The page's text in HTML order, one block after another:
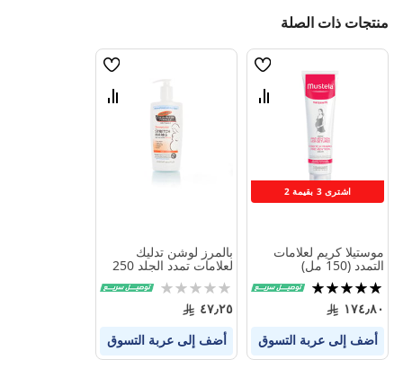
منتجات ذات الصلة
اشترى 3 بقيمة 2
الامنيات
موستيلا كريم لعلامات
التمدد (150 مل)
تقييم:
100%
١٧٤٫٨٠
أضف إلى عربة التسوق
الامنيات
بالمرز لوشن تدليك
لعلامات تمدد الجلد 250
مل
Rating:
0%
٤٧٫٢٥
أضف إلى عربة التسوق